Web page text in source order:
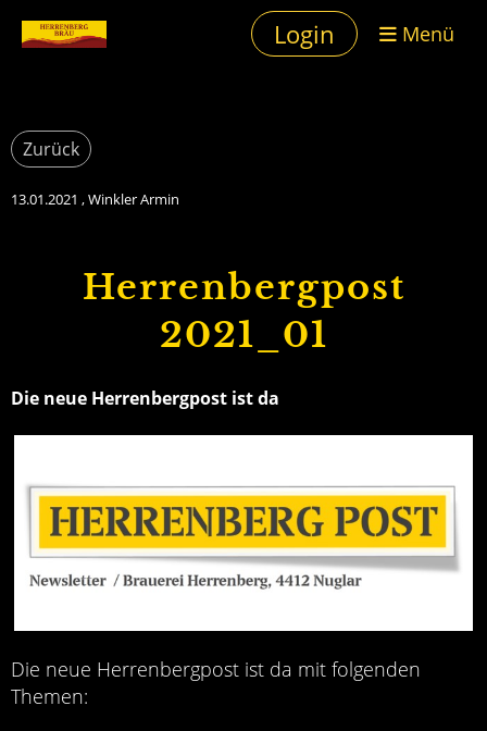
Login Menü
Zurück
13.01.2021 , Winkler Armin
Herrenbergpost
2021_01
Die neue Herrenbergpost ist da
Die neue Herrenbergpost ist da mit folgenden
Themen: